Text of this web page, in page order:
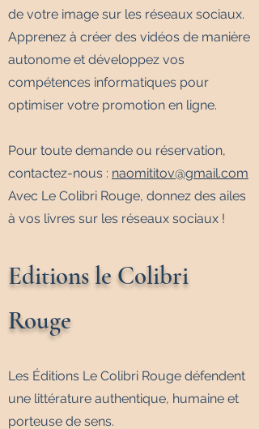
de votre image sur les réseaux sociaux.
Apprenez à créer des vidéos de manière
autonome et développez vos
compétences informatiques pour
optimiser votre promotion en ligne.
Pour toute demande ou réservation,
contactez-nous : naomititov@gmail.com
Avec Le Colibri Rouge, donnez des ailes
à vos livres sur les réseaux sociaux !
Editions le Colibri
Rouge
Les Éditions Le Colibri Rouge défendent
une littérature authentique, humaine et
porteuse de sens.